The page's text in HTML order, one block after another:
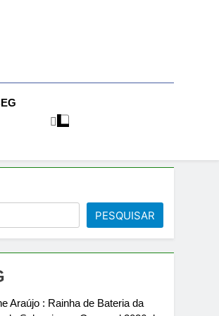
Casas De
PESQUISAR
Araújo : Rainha de Bateria da